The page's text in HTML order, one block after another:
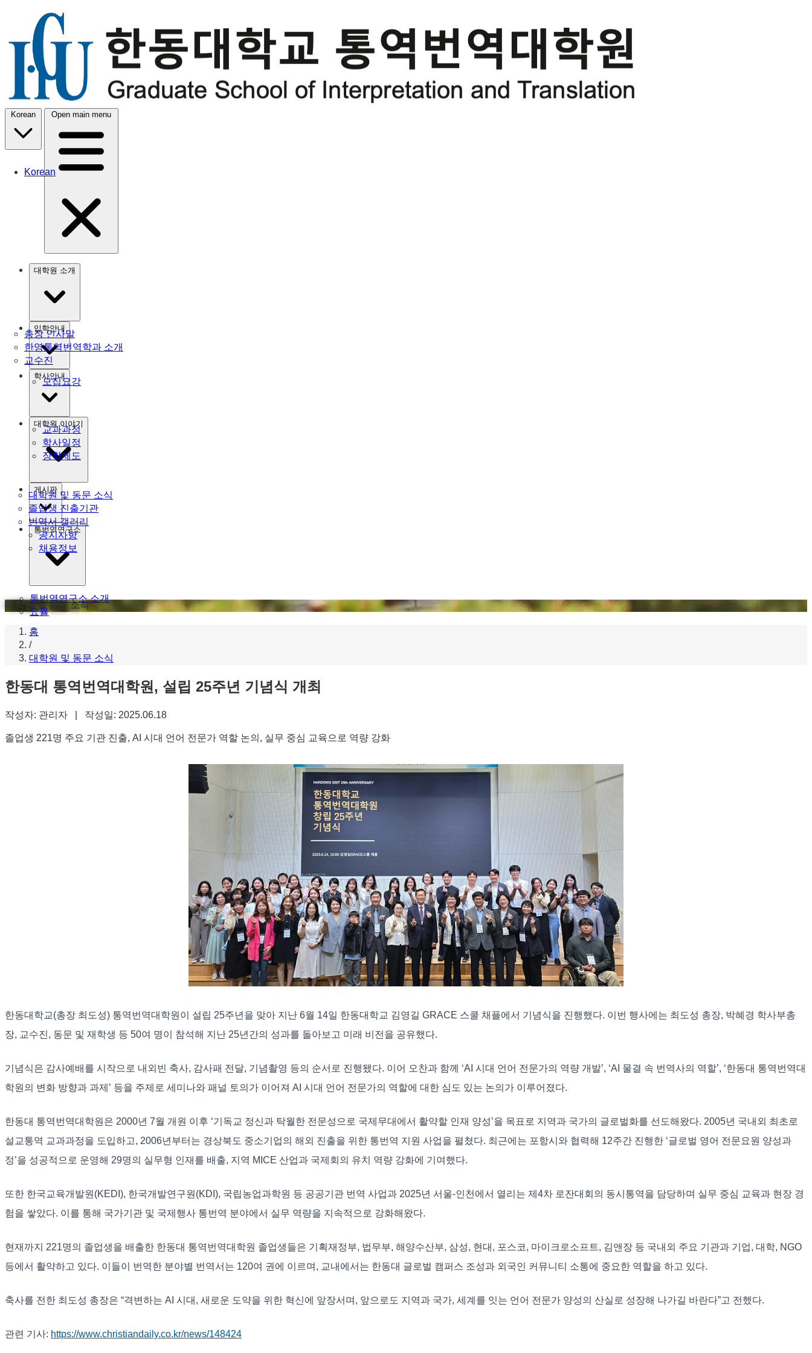
Korean
Korean
Open main menu
대학원 소개
총장 인사말
한영통역번역학과 소개
교수진
입학안내
모집요강
학사안내
교과과정
학사일정
장학제도
대학원 이야기
대학원 및 동문 소식
졸업생 진출기관
번역서 갤러리
게시판
공지사항
채용정보
통번역연구소
통번역연구소 소개
요율
대학원 및 동문 소식
홈
/
대학원 및 동문 소식
한동대 통역번역대학원, 설립 25주년 기념식 개최
작성자: 관리자 | 작성일: 2025.06.18
졸업생 221명 주요 기관 진출, AI 시대 언어 전문가 역할 논의, 실무 중심 교육으로 역량 강화
한동대학교(총장 최도성) 통역번역대학원이 설립 25주년을 맞아 지난 6월 14일 한동대학교 김영길 GRACE 스쿨 채플에서 기념식을 진행했다. 이번 행사에는 최도성 총장, 박혜경 학사부총
장, 교수진, 동문 및 재학생 등 50여 명이 참석해 지난 25년간의 성과를 돌아보고 미래 비전을 공유했다.
기념식은 감사예배를 시작으로 내외빈 축사, 감사패 전달, 기념촬영 등의 순서로 진행됐다. 이어 오찬과 함께 ‘AI 시대 언어 전문가의 역량 개발’, ‘AI 물결 속 번역사의 역할’, ‘한동대 통역번역대
학원의 변화 방향과 과제’ 등을 주제로 세미나와 패널 토의가 이어져 AI 시대 언어 전문가의 역할에 대한 심도 있는 논의가 이루어졌다.
한동대 통역번역대학원은 2000년 7월 개원 이후 ‘기독교 정신과 탁월한 전문성으로 국제무대에서 활약할 인재 양성’을 목표로 지역과 국가의 글로벌화를 선도해왔다. 2005년 국내외 최초로
설교통역 교과과정을 도입하고, 2006년부터는 경상북도 중소기업의 해외 진출을 위한 통번역 지원 사업을 펼쳤다. 최근에는 포항시와 협력해 12주간 진행한 ‘글로벌 영어 전문요원 양성과
정’을 성공적으로 운영해 29명의 실무형 인재를 배출, 지역 MICE 산업과 국제회의 유치 역량 강화에 기여했다.
또한 한국교육개발원(KEDI), 한국개발연구원(KDI), 국립농업과학원 등 공공기관 번역 사업과 2025년 서울-인천에서 열리는 제4차 로잔대회의 동시통역을 담당하며 실무 중심 교육과 현장 경
험을 쌓았다. 이를 통해 국가기관 및 국제행사 통번역 분야에서 실무 역량을 지속적으로 강화해왔다.
현재까지 221명의 졸업생을 배출한 한동대 통역번역대학원 졸업생들은 기획재정부, 법무부, 해양수산부, 삼성, 현대, 포스코, 마이크로소프트, 김앤장 등 국내외 주요 기관과 기업, 대학, NGO
등에서 활약하고 있다. 이들이 번역한 분야별 번역서는 120여 권에 이르며, 교내에서는 한동대 글로벌 캠퍼스 조성과 외국인 커뮤니티 소통에 중요한 역할을 하고 있다.
축사를 전한 최도성 총장은 “격변하는 AI 시대, 새로운 도약을 위한 혁신에 앞장서며, 앞으로도 지역과 국가, 세계를 잇는 언어 전문가 양성의 산실로 성장해 나가길 바란다”고 전했다.
관련 기사: https://www.christiandaily.co.kr/news/148424